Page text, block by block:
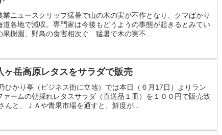
ニュースクリップ猛暑で山の木の実が不作となり、クマばかり
各地で減収。専門家は今後もどうようの事態が起きるとみてい
果樹園、野鳥の食害相次ぐ 猛暑で木の実不...
ヶ岳高原レタスをサラダで販売
かり亭（ビジネス街に立地）では本日（６月17日）よりラン
ームの朝採れレタスサラダ（直送品１皿）を１００円で販売致
んと、ＪＡや青果市場を通すと、鮮度が...